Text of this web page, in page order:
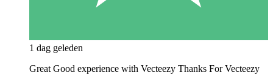
1 dag geleden
Great Good experience with Vecteezy Thanks For Vecteezy